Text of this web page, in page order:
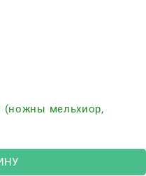
(ножны мельхиор,